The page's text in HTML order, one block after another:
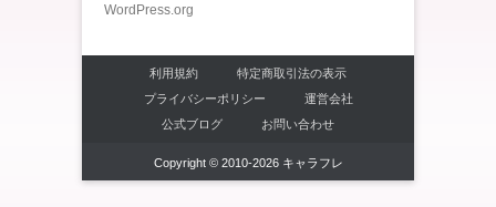
WordPress.org
利用規約
特定商取引法の表示
プライバシーポリシー
運営会社
公式ブログ
お問い合わせ
Copyright © 2010-2026 キャラフレ